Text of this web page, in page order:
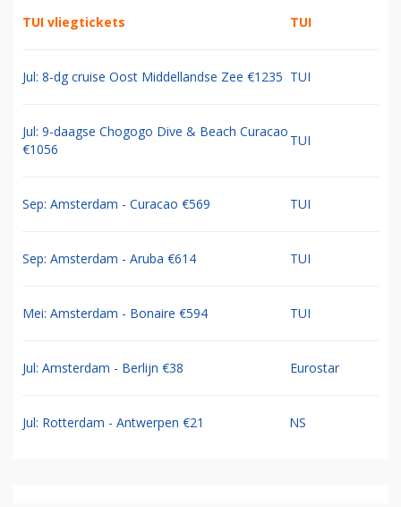
TUI vliegtickets TUI
Jul: 8-dg cruise Oost Middellandse Zee €1235 TUI
Jul: 9-daagse Chogogo Dive & Beach Curacao
€1056
TUI
Sep: Amsterdam - Curacao €569 TUI
Sep: Amsterdam - Aruba €614 TUI
Mei: Amsterdam - Bonaire €594 TUI
Jul: Amsterdam - Berlijn €38 Eurostar
Jul: Rotterdam - Antwerpen €21 NS